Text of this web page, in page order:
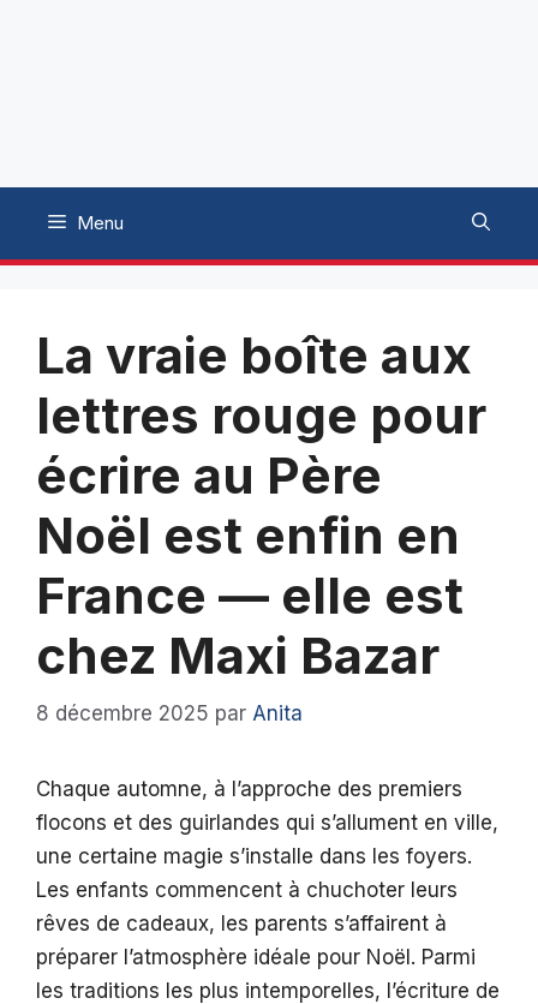
Menu
La vraie boîte aux
lettres rouge pour
écrire au Père
Noël est enfin en
France — elle est
chez Maxi Bazar
8 décembre 2025 par Anita
Chaque automne, à l’approche des premiers
flocons et des guirlandes qui s’allument en ville,
une certaine magie s’installe dans les foyers.
Les enfants commencent à chuchoter leurs
rêves de cadeaux, les parents s’affairent à
préparer l’atmosphère idéale pour Noël. Parmi
les traditions les plus intemporelles, l’écriture de